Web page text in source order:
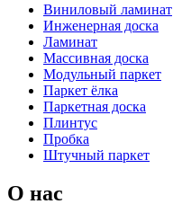
Виниловый ламинат
Инженерная доска
Ламинат
Массивная доска
Модульный паркет
Паркет ёлка
Паркетная доска
Плинтус
Пробка
Штучный паркет
О нас